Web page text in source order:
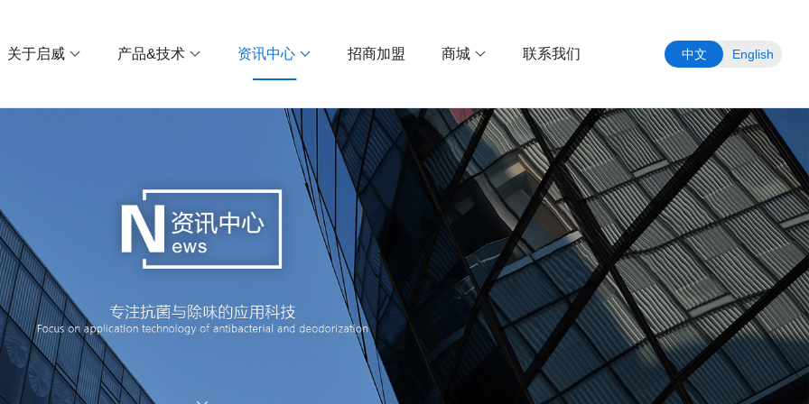
关于启威 产品&技术 资讯中心 招商加盟 商城 联系我们 中文 English